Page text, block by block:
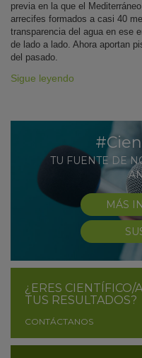
previa en la que el
arrecifes formados a casi 40
transparencia del agua en ese
de lado a lado. Ahora aportan
del pasado.
Sigue leyendo
TU FUENTE DE
MÁS
¿ERES CIENTÍFICO/
TUS RESULTADOS?
CONTÁCTANOS